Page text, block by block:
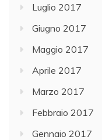
Luglio 2017
Giugno 2017
Maggio 2017
Aprile 2017
Marzo 2017
Febbraio 2017
Gennaio 2017